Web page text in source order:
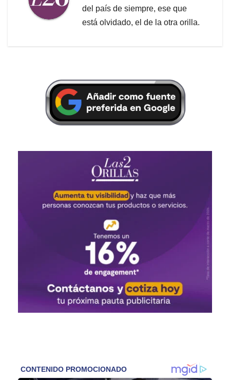
del país de siempre, ese que
está olvidado, el de la otra orilla.